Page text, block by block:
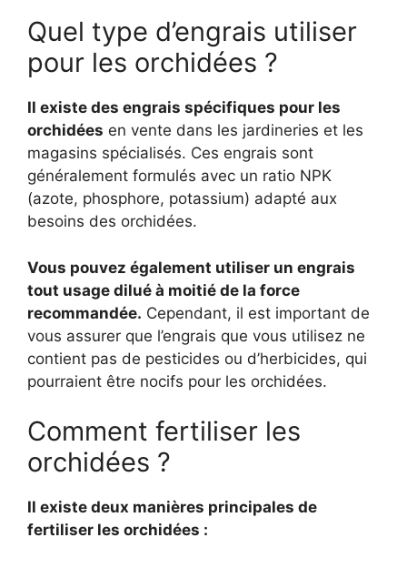
Quel type d’engrais utiliser
pour les orchidées ?
Il existe des engrais spécifiques pour les
orchidées en vente dans les jardineries et les
magasins spécialisés. Ces engrais sont
généralement formulés avec un ratio NPK
(azote, phosphore, potassium) adapté aux
besoins des orchidées.
Vous pouvez également utiliser un engrais
tout usage dilué à moitié de la force
recommandée. Cependant, il est important de
vous assurer que l’engrais que vous utilisez ne
contient pas de pesticides ou d’herbicides, qui
pourraient être nocifs pour les orchidées.
Comment fertiliser les
orchidées ?
Il existe deux manières principales de
fertiliser les orchidées :